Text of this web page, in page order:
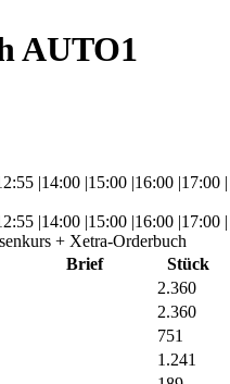
AUTO1
|14:00 |15:00 |16:00 |17:00 |
|14:00 |15:00 |16:00 |17:00 |
+ Xetra-Orderbuch
Brief
Stück
2.360
2.360
751
1.241